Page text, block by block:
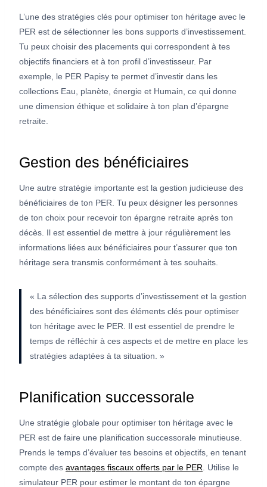
L’une des stratégies clés pour optimiser ton héritage avec le
PER est de sélectionner les bons supports d’investissement.
Tu peux choisir des placements qui correspondent à tes
objectifs financiers et à ton profil d’investisseur. Par
exemple, le PER Papisy te permet d’investir dans les
collections Eau, planète, énergie et Humain, ce qui donne
une dimension éthique et solidaire à ton plan d’épargne
retraite.
Gestion des bénéficiaires
Une autre stratégie importante est la gestion judicieuse des
bénéficiaires de ton PER. Tu peux désigner les personnes
de ton choix pour recevoir ton épargne retraite après ton
décès. Il est essentiel de mettre à jour régulièrement les
informations liées aux bénéficiaires pour t’assurer que ton
héritage sera transmis conformément à tes souhaits.
« La sélection des supports d’investissement et la gestion
des bénéficiaires sont des éléments clés pour optimiser
ton héritage avec le PER. Il est essentiel de prendre le
temps de réfléchir à ces aspects et de mettre en place les
stratégies adaptées à ta situation. »
Planification successorale
Une stratégie globale pour optimiser ton héritage avec le
PER est de faire une planification successorale minutieuse.
Prends le temps d’évaluer tes besoins et objectifs, en tenant
compte des avantages fiscaux offerts par le PER . Utilise le
simulateur PER pour estimer le montant de ton épargne